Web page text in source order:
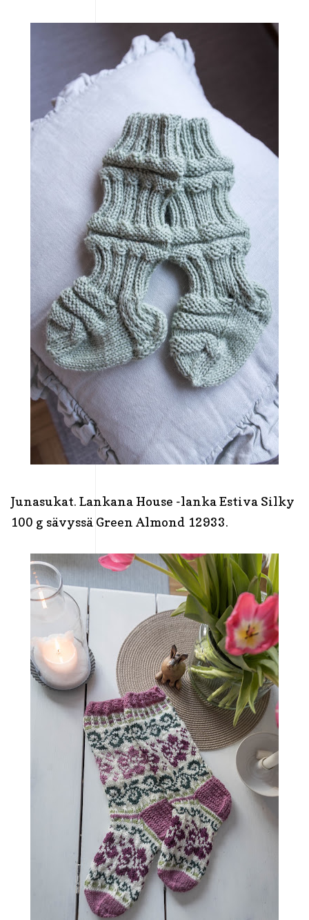
Junasukat. Lankana House -lanka Estiva Silky
100 g sävyssä Green Almond 12933.